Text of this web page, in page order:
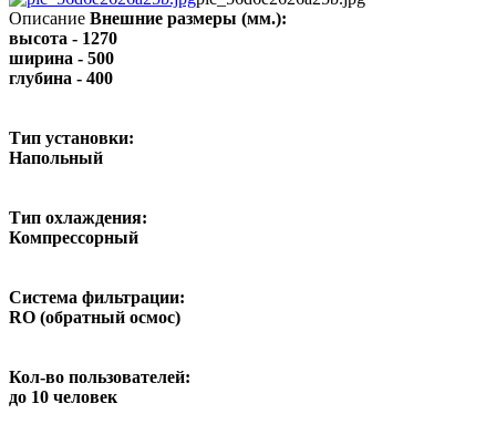
Описание Внешние размеры (мм.):
высота - 1270
ширина - 500
глубина - 400
Тип установки:
Напольный
Тип охлаждения:
Компрессорный
Система фильтрации:
RO (обратный осмос)
Кол-во пользователей:
до 10 человек